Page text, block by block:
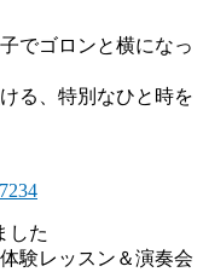
でゴロンと横になっ
る、特別なひと時を
した
験レッスン＆演奏会